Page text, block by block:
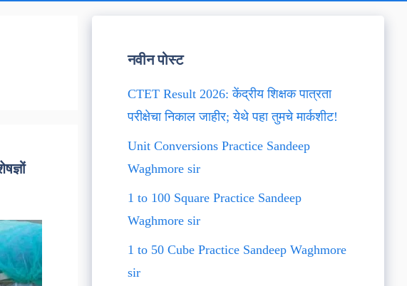
नवीन पोस्ट
CTET Result 2026: केंद्रीय शिक्षक पात्रता
परीक्षेचा निकाल जाहीर; येथे पहा तुमचे मार्कशीट!
Unit Conversions Practice Sandeep
Waghmore sir
1 to 100 Square Practice Sandeep
Waghmore sir
1 to 50 Cube Practice Sandeep Waghmore
sir